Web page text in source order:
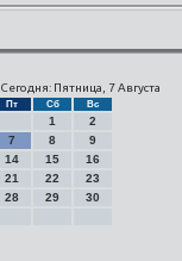
Сегодня: Пятница, 7 Августа
Пт Сб Вс
1
2
7 8
9
14 15
16
21 22
23
28 29
30